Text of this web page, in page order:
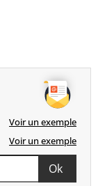
Voir un exemple
Voir un exemple